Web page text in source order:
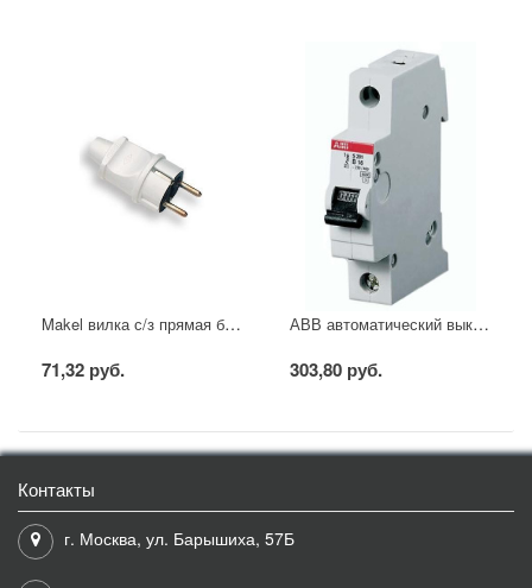
Makel вилка с/з прямая белая
71,32 руб.
АВВ автоматический выключатель SH201 - C16
303,80 руб.
Контакты
г. Москва, ул. Барышиха, 57Б